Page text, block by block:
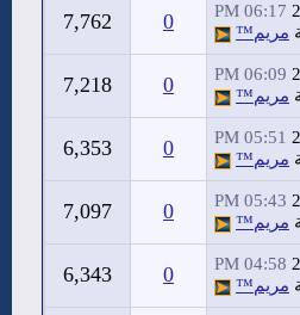
06:17 PM
مريم™ 0
7,762
06:09 PM
مريم™ 0
7,218
05:51 PM
مريم™ 0
6,353
05:43 PM
مريم™ 0
7,097
04:58 PM
مريم™ 0
6,343